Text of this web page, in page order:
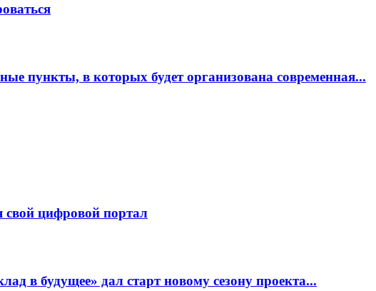
пункты, в которых будет организована современная...
цифровой портал
в будущее» дал старт новому сезону проекта...